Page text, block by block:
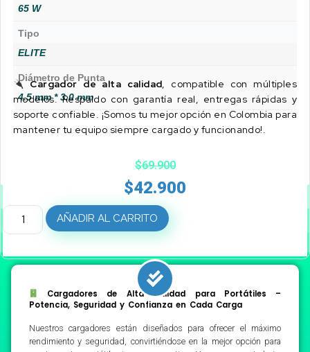
65 W
Tipo
ELITE
Diámetro de Punta
4.5 mm * 3.0 mm
Cargador de alta calidad, compatible con múltiples
modelos. Respaldo con garantía real, entregas rápidas y
soporte confiable. ¡Somos tu mejor opción en Colombia para
mantener tu equipo siempre cargado y funcionando!.
$69.900
$42.900
AÑADIR AL CARRITO
Cargadores de Alta Calidad para Portátiles –
Potencia, Seguridad y Confianza en Cada Carga
Nuestros cargadores están diseñados para ofrecer el máximo
rendimiento y seguridad, convirtiéndose en la mejor opción para